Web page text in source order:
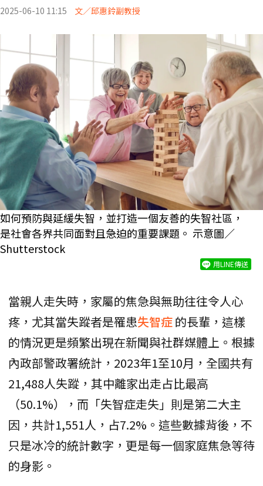
2025-06-10 11:15 文／邱惠鈴副教授
如何預防與延緩失智，並打造一個友善的失智社區，
是社會各界共同面對且急迫的重要課題。 示意圖／
Shutterstock
用LINE傳送
當親人走失時，家屬的焦急與無助往往令人心
疼，尤其當失蹤者是罹患失智症的長輩，這樣
的情況更是頻繁出現在新聞與社群媒體上。根據
內政部警政署統計，2023年1至10月，全國共有
21,488人失蹤，其中離家出走占比最高
（50.1%），而「失智症走失」則是第二大主
因，共計1,551人，占7.2%。這些數據背後，不
只是冰冷的統計數字，更是每一個家庭焦急等待
的身影。